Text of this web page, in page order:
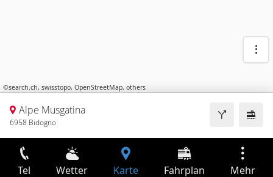
©search.ch, swisstopo, OpenStreetMap, others
Alpe Musgatina
6958 Bidogno
Tel Wetter Karte Fahrplan Mehr